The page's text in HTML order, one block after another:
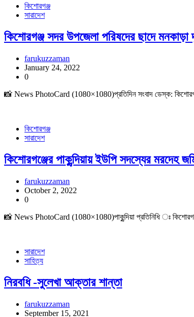
কিশোরগঞ্জ
সারাদেশ
কিশোরগঞ্জ সদর উপজেলা পরিষদের ছাদে মনকাড়া
farukuzzaman
January 24, 2022
0
📸 News PhotoCard (1080×1080)প্রতিদিন সংবাদ ডেস্ক:
কিশোরগঞ্জ
সারাদেশ
কিশোরগঞ্জের পাকুন্দিয়ায় ইউপি সদস্যের মরদেহ
farukuzzaman
October 2, 2022
0
📸 News PhotoCard (1080×1080)পাকুন্দিয়া প্রতিনিধি ঃ
সারাদেশ
সাহিত্য
নিরবধি -সুলেখা আক্তার শান্তা
farukuzzaman
September 15, 2021